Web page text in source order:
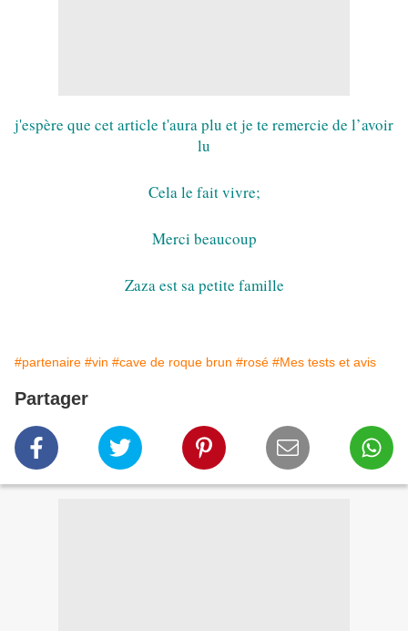
j'espère que cet article t'aura plu et je te remercie de l’avoir
lu
Cela le fait vivre;
Merci beaucoup
Zaza est sa petite famille
#partenaire #vin #cave de roque brun #rosé #Mes tests et avis
Partager